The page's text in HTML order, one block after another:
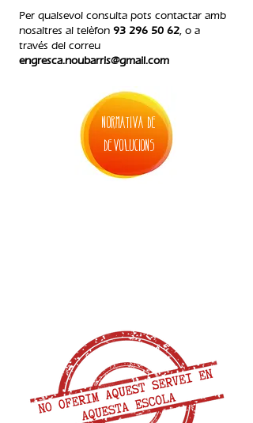
Per qualsevol consulta pots contactar amb
nosaltres al telèfon 93 296 50 62, o a
través del correu
engresca.noubarris@gmail.com
normativa de
devolucions